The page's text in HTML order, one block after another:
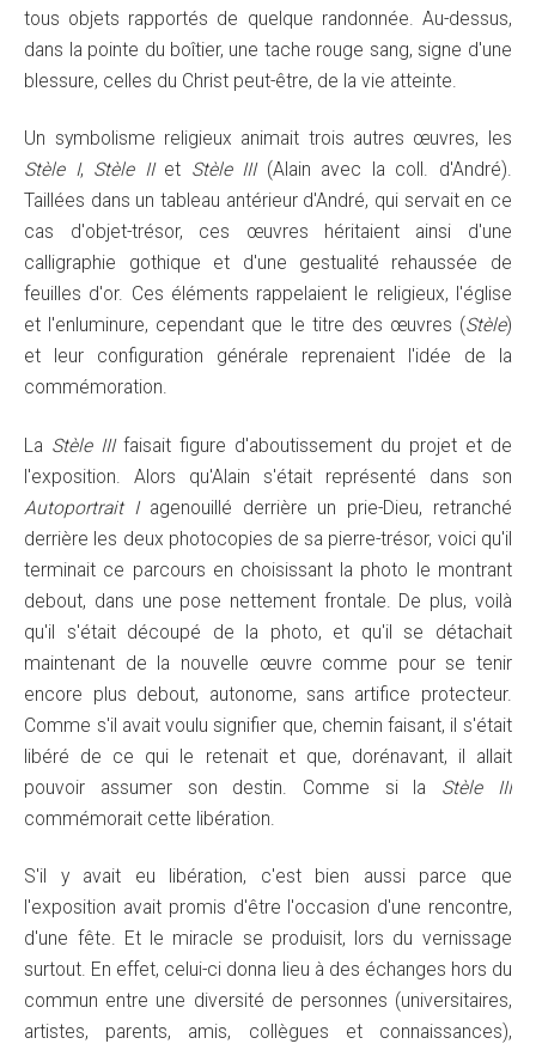
tous objets rapportés de quelque randonnée. Au-dessus,
dans la pointe du boîtier, une tache rouge sang, signe d'une
blessure, celles du Christ peut-être, de la vie atteinte.
Un symbolisme religieux animait trois autres œuvres, les
Stèle I, Stèle IIet Stèle III(Alain avec la coll. d'André).
Taillées dans un tableau antérieur d'André, qui servait en ce
cas d'objet-trésor, ces œuvres héritaient ainsi d'une
calligraphie gothique et d'une gestualité rehaussée de
feuilles d'or. Ces éléments rappelaient le religieux, l'église
et l'enluminure, cependant que le titre des œuvres (Stèle)
et leur configuration générale reprenaient l'idée de la
commémoration.
La Stèle IIIfaisait figure d'aboutissement du projet et de
l'exposition. Alors qu'Alain s'était représenté dans son
Autoportrait Iagenouillé derrière un prie-Dieu, retranché
derrière les deux photocopies de sa pierre-trésor, voici qu'il
terminait ce parcours en choisissant la photo le montrant
debout, dans une pose nettement frontale. De plus, voilà
qu'il s'était découpé de la photo, et qu'il se détachait
maintenant de la nouvelle œuvre comme pour se tenir
encore plus debout, autonome, sans artifice protecteur.
Comme s'il avait voulu signifier que, chemin faisant, il s'était
libéré de ce qui le retenait et que, dorénavant, il allait
pouvoir assumer son destin. Comme si la Stèle III
commémorait cette libération.
S'il y avait eu libération, c'est bien aussi parce que
l'exposition avait promis d'être l'occasion d'une rencontre,
d'une fête. Et le miracle se produisit, lors du vernissage
surtout. En effet, celui-ci donna lieu à des échanges hors du
commun entre une diversité de personnes (universitaires,
artistes, parents, amis, collègues et connaissances),